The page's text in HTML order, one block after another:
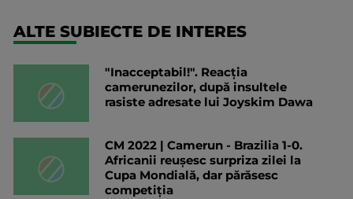
ALTE SUBIECTE DE INTERES
"Inacceptabil!". Reacția
camerunezilor, după insultele
rasiste adresate lui Joyskim Dawa
CM 2022 | Camerun - Brazilia 1-0.
Africanii reușesc surpriza zilei la
Cupa Mondială, dar părăsesc
competiția